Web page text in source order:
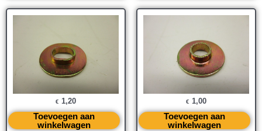
€ 1,20
Toevoegen aan
winkelwagen
€ 1,00
Toevoegen aan
winkelwagen